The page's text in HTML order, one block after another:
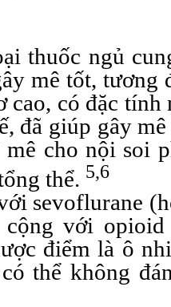
thuốc ngủ
mê tốt, tương
cao, có đặc tính
đã giúp gây
cho nội soi
thể. 5,6
sevoflurane
với
điểm là ô
thể không